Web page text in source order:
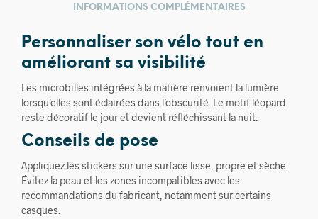
INFORMATIONS COMPLÉMENTAIRES
Personnaliser son vélo tout en
améliorant sa visibilité
Les microbilles intégrées à la matière renvoient la lumière
lorsqu’elles sont éclairées dans l’obscurité. Le motif léopard
reste décoratif le jour et devient réfléchissant la nuit.
Conseils de pose
Appliquez les stickers sur une surface lisse, propre et sèche.
Évitez la peau et les zones incompatibles avec les
recommandations du fabricant, notamment sur certains
casques.